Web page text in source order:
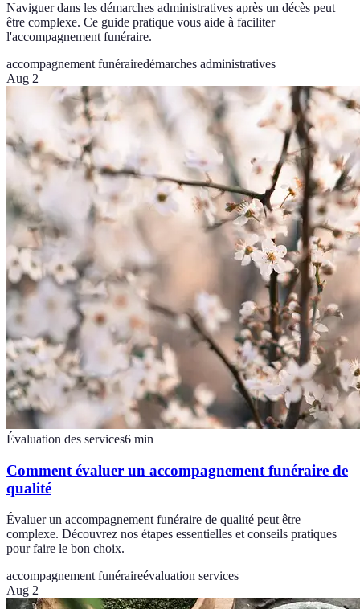
Naviguer dans les démarches administratives après un décès peut
être complexe. Ce guide pratique vous aide à faciliter
l'accompagnement funéraire.
accompagnement funérairedémarches administratives
Aug 2
Évaluation des services6 min
Comment évaluer un accompagnement funéraire de
qualité
Évaluer un accompagnement funéraire de qualité peut être
complexe. Découvrez nos étapes essentielles et conseils pratiques
pour faire le bon choix.
accompagnement funéraireévaluation services
Aug 2